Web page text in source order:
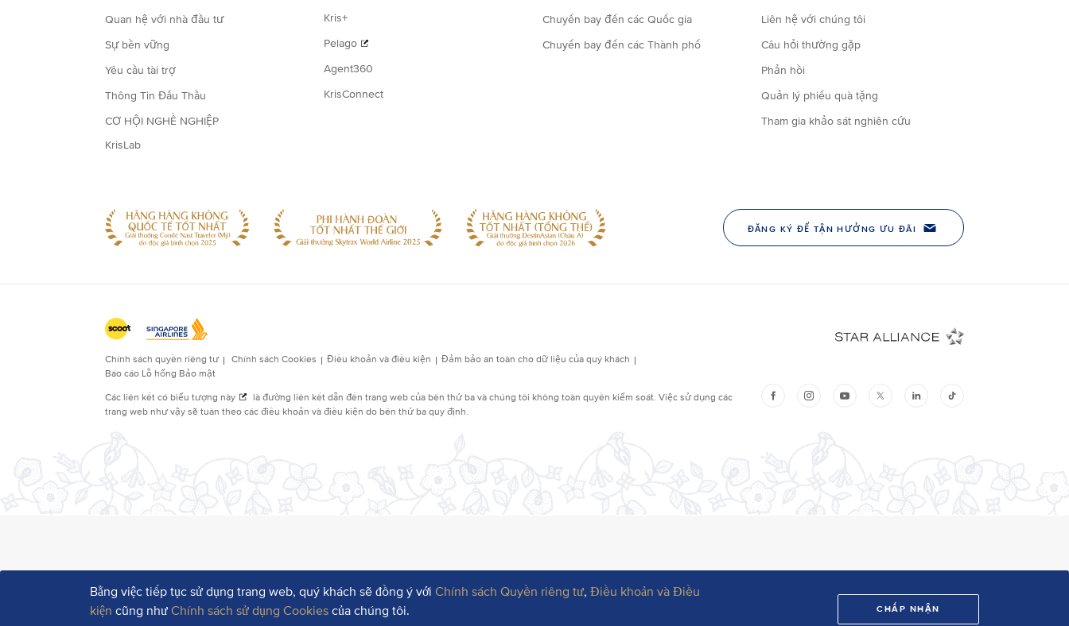
Bằng việc tiếp tục sử dụng trang web, quý khách sẽ đồng ý vớiChính sách Quyền riêng tư,Điều khoản và Điều
kiện cũng nhưChính sách sử dụng Cookies của chúng tôi. CHẤP NHẬN